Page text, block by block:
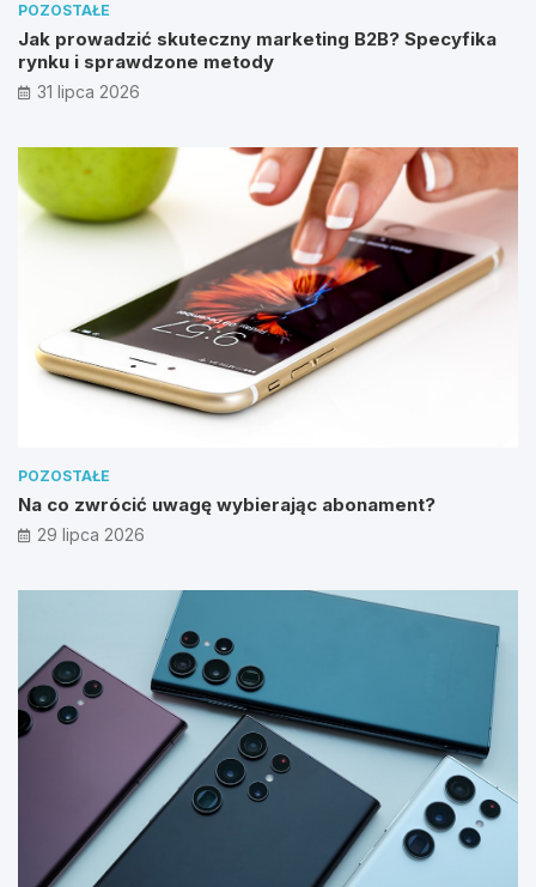
POZOSTAŁE
Jak prowadzić skuteczny marketing B2B? Specyfika
rynku i sprawdzone metody
31 lipca 2026
POZOSTAŁE
Na co zwrócić uwagę wybierając abonament?
29 lipca 2026